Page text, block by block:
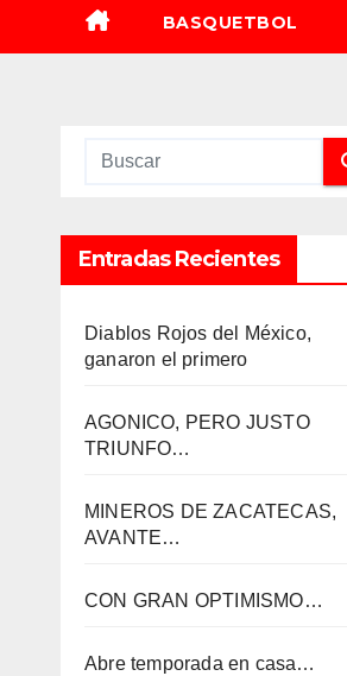
BASQUETBOL
Entradas Recientes
Diablos Rojos del México,
ganaron el primero
AGONICO, PERO JUSTO
TRIUNFO…
MINEROS DE ZACATECAS,
AVANTE…
CON GRAN OPTIMISMO…
Abre temporada en casa…